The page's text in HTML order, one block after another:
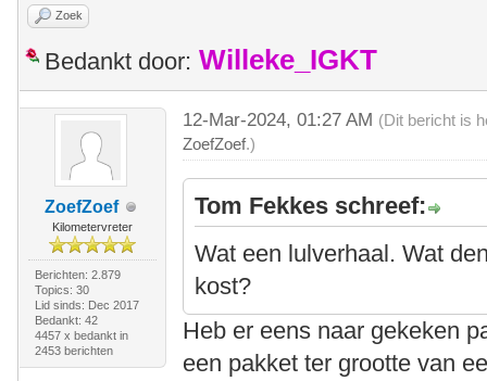
Zoek
Bedankt door: Willeke_IGKT
ZoefZoef
Kilometervreter
Berichten: 2.879
Topics: 30
Lid sinds: Dec 2017
Bedankt: 42
4457 x bedankt in
2453 berichten
12-Mar-2024, 01:27 AM (Dit bericht is
ZoefZoef.)
Tom Fekkes schreef:
Wat een lulverhaal. Wat
kost?
Heb er eens naar gekeken
een pakket ter grootte van